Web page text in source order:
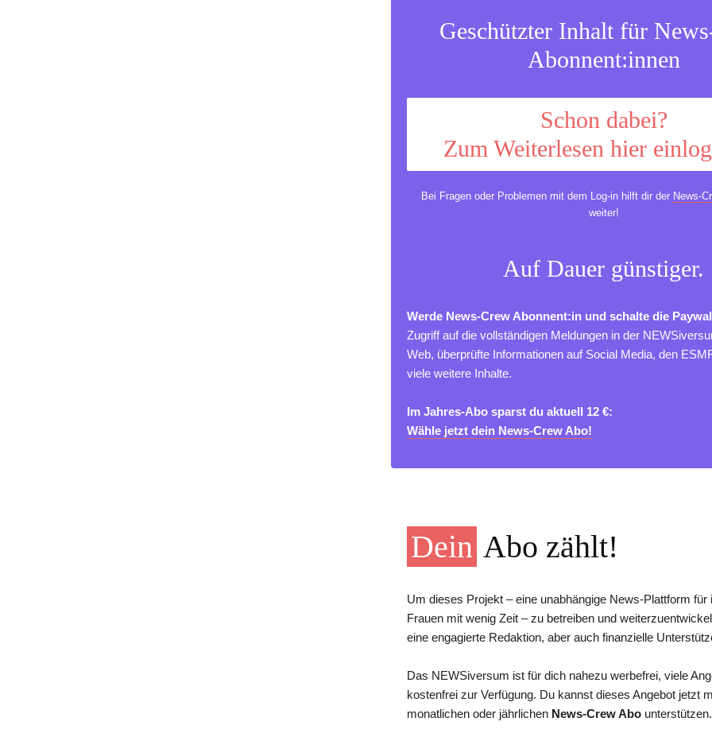
Geschützter Inhalt für
Abonnent:innen
Schon dabei?
Zum Weiterlesen hier
Bei Fragen oder Problemen mit dem Log-in hilft dir der News-
weiter!
Auf Dauer günstiger.
Werde News-Crew Abonnent:in und schalte die
Zugriff auf die vollständigen Meldungen in der
Web, überprüfte Informationen auf Social Media, den
viele weitere Inhalte.
Im Jahres-Abo sparst du aktuell 12 €:
Wähle jetzt dein News-Crew Abo!
Dein Abo zählt!
Um dieses Projekt – eine unabhängige News-Plattform für
Frauen mit wenig Zeit – zu betreiben und
eine engagierte Redaktion, aber auch finanzielle
Das NEWSiversum ist für dich nahezu werbefrei, viele
kostenfrei zur Verfügung. Du kannst dieses Angebot jetzt
monatlichen oder jährlichen News-Crew Abo unterstützen.